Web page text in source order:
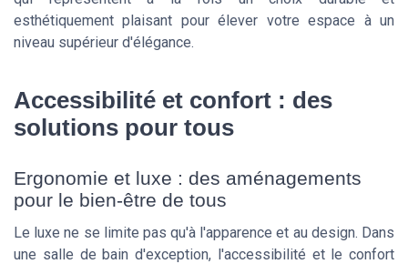
esthétiquement plaisant pour élever votre espace à un
niveau supérieur d'élégance.
Accessibilité et confort : des
solutions pour tous
Ergonomie et luxe : des aménagements
pour le bien-être de tous
Le luxe ne se limite pas qu'à l'apparence et au design. Dans
une salle de bain d'exception, l'accessibilité et le confort